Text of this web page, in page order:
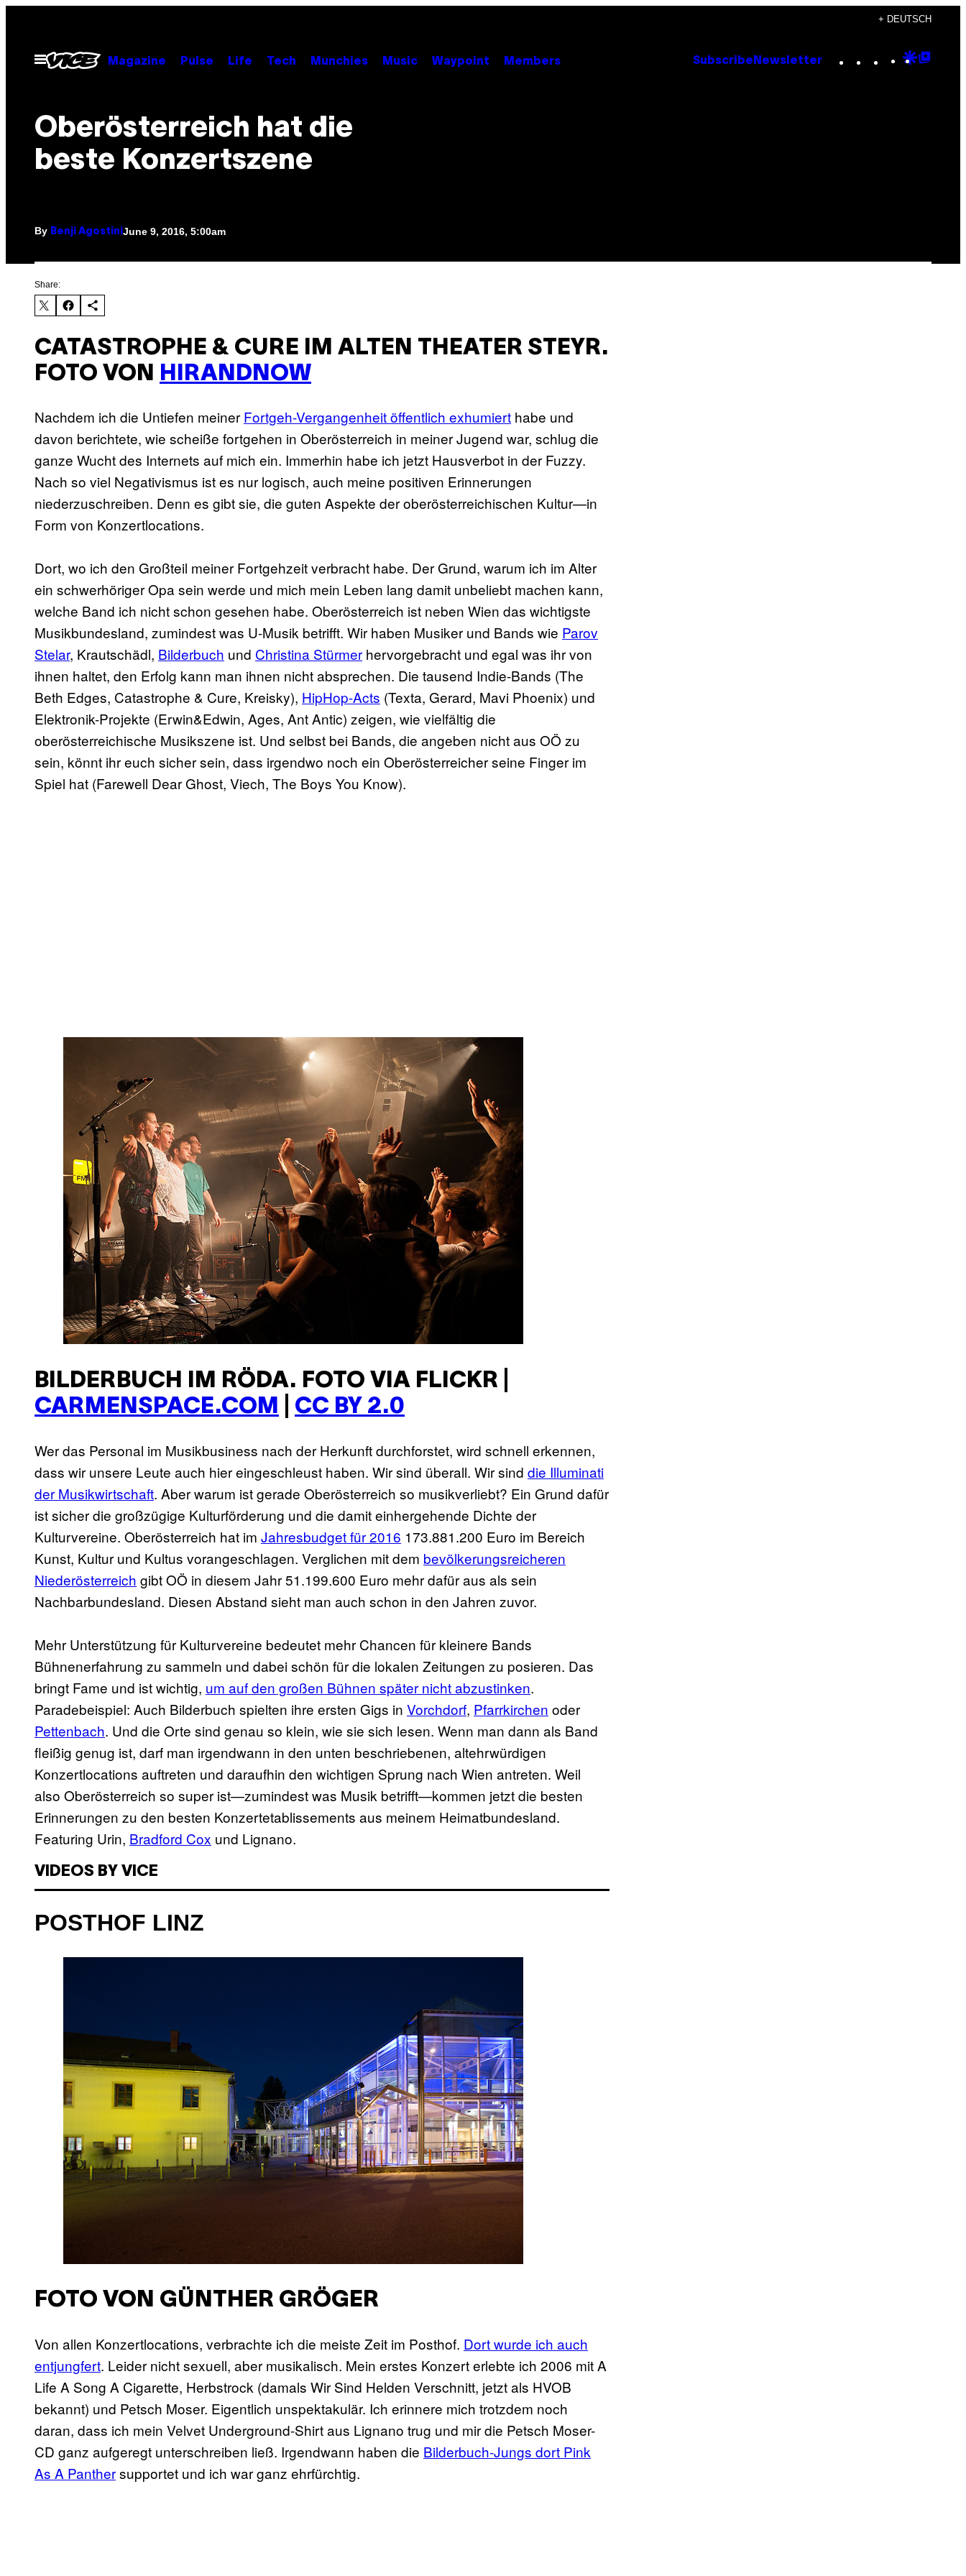
content
+ DEUTSCH
Open
Menu
Magazine Pulse Life Tech Munchies Music Waypoint Members Subscribe Newsletter Instagram
TikTok
YouTube
Google
Oberösterreich hat die
beste Konzertszene
By Benji Agostini June 9, 2016, 5:00am
Share:
CATASTROPHE & CURE IM ALTEN THEATER STEYR.
FOTO VON
HIRANDNOW
Nachdem ich die Untiefen meiner Fortgeh-Vergangenheit öffentlich exhumiert habe und
davon berichtete, wie scheiße fortgehen in Oberösterreich in meiner Jugend war, schlug die
ganze Wucht des Internets auf mich ein. Immerhin habe ich jetzt Hausverbot in der Fuzzy.
Nach so viel Negativismus ist es nur logisch, auch meine positiven Erinnerungen
niederzuschreiben. Denn es gibt sie, die guten Aspekte der oberösterreichischen Kultur—in
Form von Konzertlocations.
Dort, wo ich den Großteil meiner Fortgehzeit verbracht habe. Der Grund, warum ich im Alter
ein schwerhöriger Opa sein werde und mich mein Leben lang damit unbeliebt machen kann,
welche Band ich nicht schon gesehen habe. Oberösterreich ist neben Wien das wichtigste
Musikbundesland, zumindest was U-Musik betrifft. Wir haben Musiker und Bands wie Parov
Stelar, Krautschädl, Bilderbuch und Christina Stürmer hervorgebracht und egal was ihr von
ihnen haltet, den Erfolg kann man ihnen nicht absprechen. Die tausend Indie-Bands (The
Beth Edges, Catastrophe & Cure, Kreisky), HipHop-Acts (Texta, Gerard, Mavi Phoenix) und
Elektronik-Projekte (Erwin&Edwin, Ages, Ant Antic) zeigen, wie vielfältig die
oberösterreichische Musikszene ist. Und selbst bei Bands, die angeben nicht aus OÖ zu
sein, könnt ihr euch sicher sein, dass irgendwo noch ein Oberösterreicher seine Finger im
Spiel hat (Farewell Dear Ghost, Viech, The Boys You Know).
BILDERBUCH IM RÖDA. FOTO VIA FLICKR |
CARMENSPACE.COM
CC BY 2.0
Wer das Personal im Musikbusiness nach der Herkunft durchforstet, wird schnell erkennen,
dass wir unsere Leute auch hier eingeschleust haben. Wir sind überall. Wir sind die Illuminati
der Musikwirtschaft. Aber warum ist gerade Oberösterreich so musikverliebt? Ein Grund dafür
ist sicher die großzügige Kulturförderung und die damit einhergehende Dichte der
Kulturvereine. Oberösterreich hat im Jahresbudget für 2016 173.881.200 Euro im Bereich
Kunst, Kultur und Kultus vorangeschlagen. Verglichen mit dem bevölkerungsreicheren
Niederösterreich gibt OÖ in diesem Jahr 51.199.600 Euro mehr dafür aus als sein
Nachbarbundesland. Diesen Abstand sieht man auch schon in den Jahren zuvor.
Mehr Unterstützung für Kulturvereine bedeutet mehr Chancen für kleinere Bands
Bühnenerfahrung zu sammeln und dabei schön für die lokalen Zeitungen zu posieren. Das
bringt Fame und ist wichtig, um auf den großen Bühnen später nicht abzustinken.
Paradebeispiel: Auch Bilderbuch spielten ihre ersten Gigs in Vorchdorf, Pfarrkirchen oder
Pettenbach. Und die Orte sind genau so klein, wie sie sich lesen. Wenn man dann als Band
fleißig genug ist, darf man irgendwann in den unten beschriebenen, altehrwürdigen
Konzertlocations auftreten und daraufhin den wichtigen Sprung nach Wien antreten. Weil
also Oberösterreich so super ist—zumindest was Musik betrifft—kommen jetzt die besten
Erinnerungen zu den besten Konzertetablissements aus meinem Heimatbundesland.
Featuring Urin, Bradford Cox und Lignano.
VIDEOS BY VICE
POSTHOF LINZ
FOTO VON GÜNTHER GRÖGER
Von allen Konzertlocations, verbrachte ich die meiste Zeit im Posthof. Dort wurde ich auch
entjungfert. Leider nicht sexuell, aber musikalisch. Mein erstes Konzert erlebte ich 2006 mit A
Life A Song A Cigarette, Herbstrock (damals Wir Sind Helden Verschnitt, jetzt als HVOB
bekannt) und Petsch Moser. Eigentlich unspektakulär. Ich erinnere mich trotzdem noch
daran, dass ich mein Velvet Underground-Shirt aus Lignano trug und mir die Petsch Moser-
CD ganz aufgeregt unterschreiben ließ. Irgendwann haben die Bilderbuch-Jungs dort Pink
As A Panthersupportet und ich war ganz ehrfürchtig.